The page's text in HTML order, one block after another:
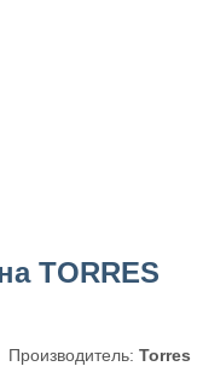
TORRES
Производитель: Torres